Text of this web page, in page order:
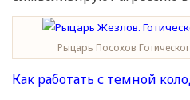
Рыцарь Посохов
Как работать с темной